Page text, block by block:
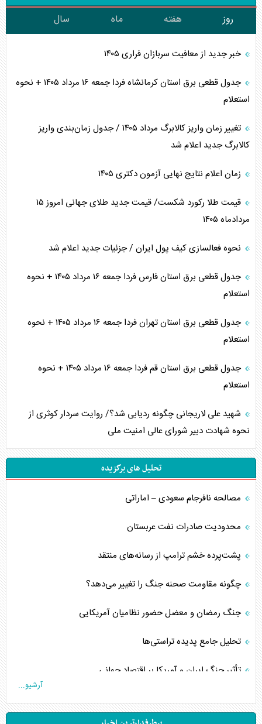
روز هفته ماه سال
خبر جدید از معافیت سربازان فراری ۱۴۰۵
جدول قطعی برق استان کرمانشاه فردا جمعه ۱۶ مرداد ۱۴۰۵ + نحوه
استعلام
تغییر زمان واریز کالابرگ مرداد ۱۴۰۵ / جدول زمان‌بندی واریز
کالابرگ جدید اعلام شد
زمان اعلام نتایج نهایی آزمون دکتری ۱۴۰۵
قیمت طلا رکورد شکست/ قیمت جدید طلای جهانی امروز ۱۵
مردادماه ۱۴۰۵
نحوه فعالسازی کیف پول ایران / جزئیات جدید اعلام شد
جدول قطعی برق استان فارس فردا جمعه ۱۶ مرداد ۱۴۰۵ + نحوه
استعلام
جدول قطعی برق استان تهران فردا جمعه ۱۶ مرداد ۱۴۰۵ + نحوه
استعلام
جدول قطعی برق استان قم فردا جمعه ۱۶ مرداد ۱۴۰۵ + نحوه
استعلام
شهید علی لاریجانی چگونه ردیابی شد؟/ روایت سردار کوثری از
نحوه شهادت دبیر شورای عالی امنیت ملی
تحلیل های برگزیده
مصالحه نافرجام سعودی – اماراتی
محدودیت صادرات نفت عربستان
پشت‌پرده خشم ترامپ از رسانه‌های منتقد
چگونه مقاومت صحنه جنگ را تغییر می‌دهد؟
جنگ رمضان و معضل حضور نظامیان آمریکایی
تحلیل جامع پدیده تراستی‌ها
تأثیر جنگ ایران و آمریکا بر اقتصاد جهانی
آرشیو...